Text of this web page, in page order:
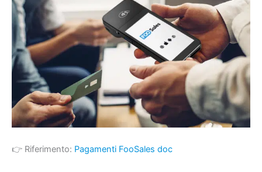
👉 Riferimento: Pagamenti FooSales doc